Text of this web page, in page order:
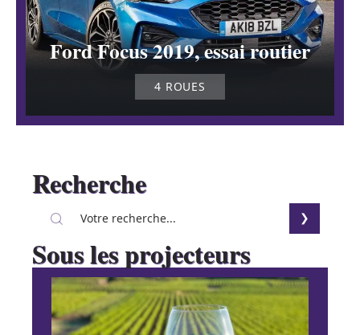
Ford Focus 2019, essai routier
4 ROUES
Recherche
Sous les projecteurs